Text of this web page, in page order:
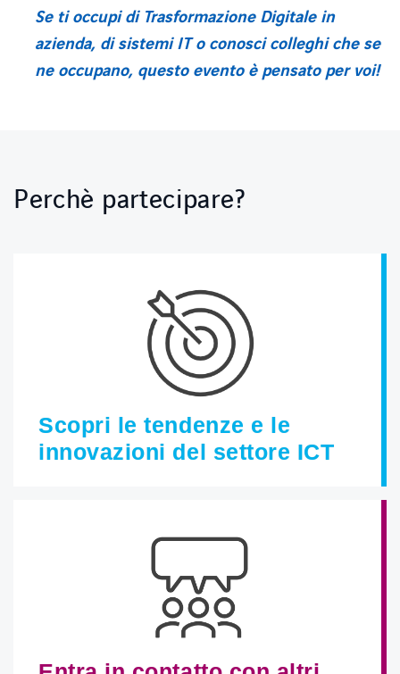
Se ti occupi di Trasformazione Digitale in
azienda, di sistemi IT o conosci colleghi che se
ne occupano, questo evento è pensato per voi!
Perchè partecipare?
Scopri le tendenze e le
innovazioni del settore ICT